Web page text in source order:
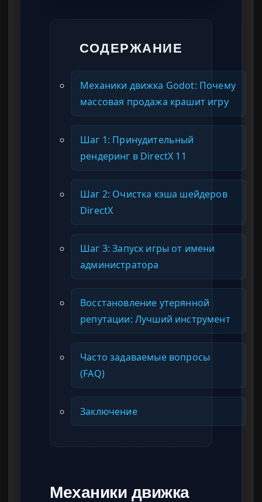
СОДЕРЖАНИЕ
Механики движка Godot: Почему
массовая продажа крашит игру
Шаг 1: Принудительный
рендеринг в DirectX 11
Шаг 2: Очистка кэша шейдеров
DirectX
Шаг 3: Запуск игры от имени
администратора
Восстановление утерянной
репутации: Лучший инструмент
Часто задаваемые вопросы
(FAQ)
Заключение
Механики движка